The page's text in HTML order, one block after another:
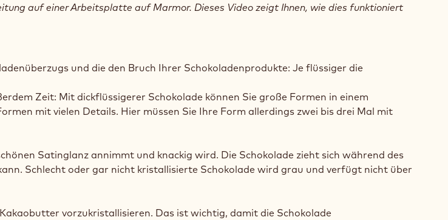
auf einer Arbeitsplatte auf Marmor. Dieses Video zeigt Ihnen, wie dies funktioniert
und die den Bruch Ihrer Schokoladenprodukte: Je flüssiger die
Zeit: Mit dickflüssigerer Schokolade können Sie große Formen in einem
mit vielen Details. Hier müssen Sie Ihre Form allerdings zwei bis drei Mal mit
Satinglanz annimmt und knackig wird. Die Schokolade zieht sich während des
Schlecht oder gar nicht kristallisierte Schokolade wird grau und verfügt nicht über
vorzukristallisieren. Das ist wichtig, damit die Schokolade